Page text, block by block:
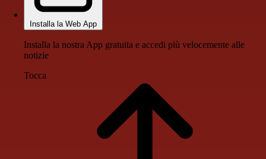
Installa la Web App
Installa la nostra App gratuita e accedi più velocemente alle
notizie
Tocca